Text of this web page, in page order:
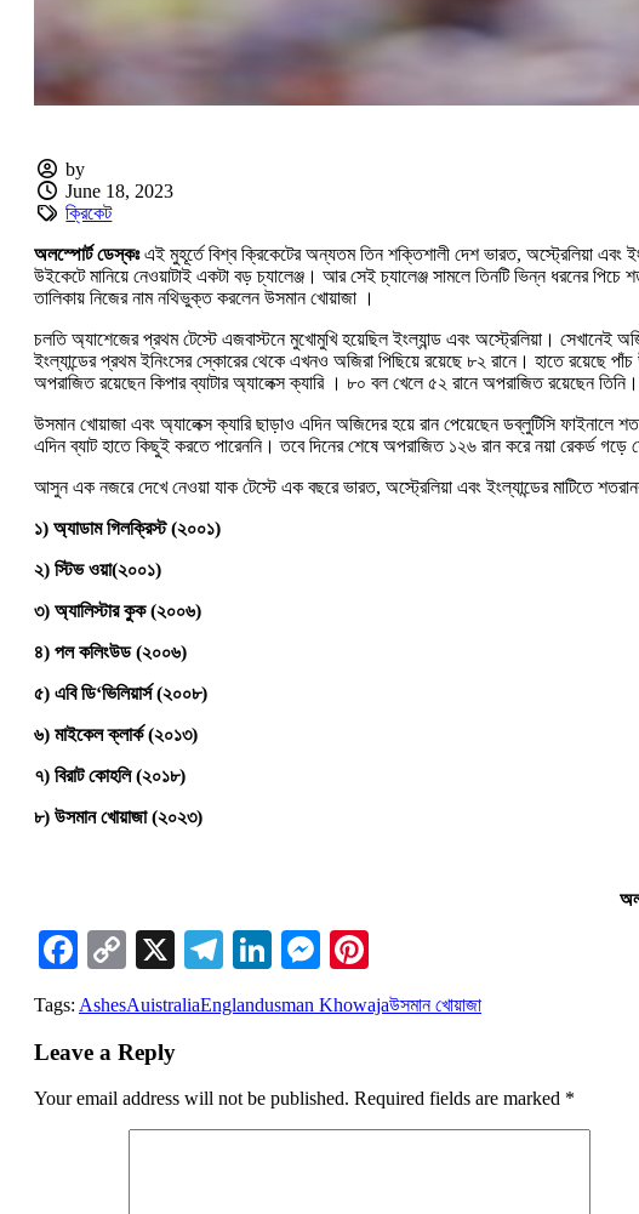
by
June 18, 2023
ক্রিকেট
অলস্পোর্ট ডেস্কঃএই মুহূর্তে বিশ্ব ক্রিকেটের অন্যতম তিন শক্তিশালী দেশ ভারত, অস্ট্রেলিয়া
উইকেটে মানিয়ে নেওয়াটাই একটা বড় চ্যালেঞ্জ। আর সেই চ্যালেঞ্জ সামলে তিনটি ভিন্ন ধরনের
তালিকায় নিজের নাম নথিভুক্ত করলেন উসমান খোয়াজা ।
চলতি অ্যাশেজের প্রথম টেস্টে এজবাস্টনে মুখোমুখি হয়েছিল ইংল্যান্ড এবং অস্ট্রেলিয়া। সেখানেই
ইংল্যান্ডের প্রথম ইনিংসের স্কোরের থেকে এখনও অজিরা পিছিয়ে রয়েছে ৮২ রানে‌। হাতে রয়েছে
অপরাজিত রয়েছেন কিপার ব্যাটার অ্যালেক্স ক্যারি । ৮০ বল খেলে ৫২ রানে অপরাজিত রয়েছেন
উসমান খোয়াজা এবং অ্যালেক্স ক্যারি ছাড়াও এদিন অজিদের হয়ে রান পেয়েছেন ডব্লুটিসি ফাইনালে
এদিন ব্যাট হাতে কিছুই করতে পারেননি। তবে দিনের শেষে অপরাজিত ১২৬ রান করে নয়া রেকর্ড গড়ে
আসুন এক নজরে দেখে নেওয়া যাক টেস্টে এক বছরে ভারত, অস্ট্রেলিয়া এবং ইংল্যান্ডের মাটিতে
১) অ্যাডাম গিলক্রিস্ট(২০০১)
২) স্টিভ ওয়া(২০০১)
৩) অ্যালিস্টার কুক(২০০৬)
৪) পল কলিংউড(২০০৬)
৫) এবি ডি‘ভিলিয়ার্স(২০০৮)
৬) মাইকেল ক্লার্ক(২০১৩)
৭) বিরাট কোহলি(২০১৮)
৮) উসমান খোয়াজা (২০২৩)
Facebook
Copy
Link
X Telegram
LinkedIn
Messenger
Tags: AshesAuistraliaEnglandusman Khowajaউসমান খোয়াজা
Leave a Reply
Your email address will not be published. Required fields are marked *